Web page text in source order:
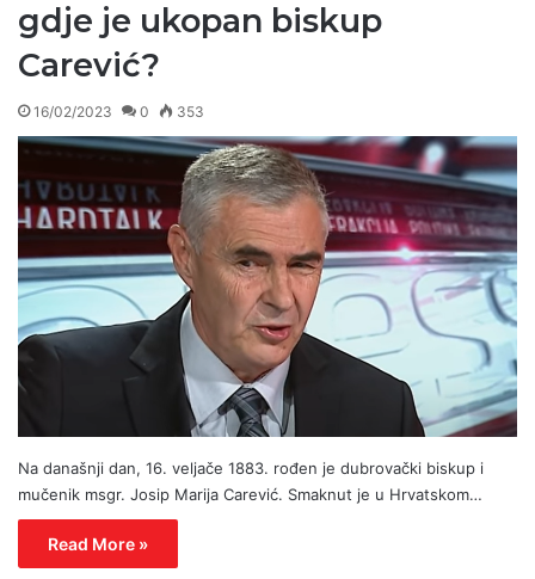
gdje je ukopan biskup
Carević?
16/02/2023 0 353
Na današnji dan, 16. veljače 1883. rođen je dubrovački biskup i
mučenik msgr. Josip Marija Carević. Smaknut je u Hrvatskom…
Read More »